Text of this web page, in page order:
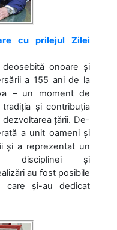
cu prilejul Zilei
onoare și
a 155 ani de la
– un moment de
și contribuția
țării. De-
a unit oameni și
și a reprezentat un
disciplinei și
au fost posibile
care și-au dedicat